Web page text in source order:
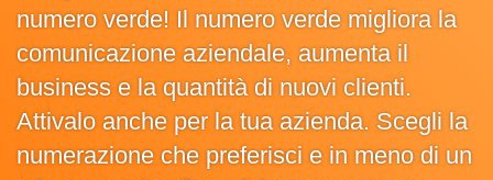
numero verde! Il numero verde migliora la
comunicazione aziendale, aumenta il
business e la quantità di nuovi clienti.
Attivalo anche per la tua azienda. Scegli la
numerazione che preferisci e in meno di un